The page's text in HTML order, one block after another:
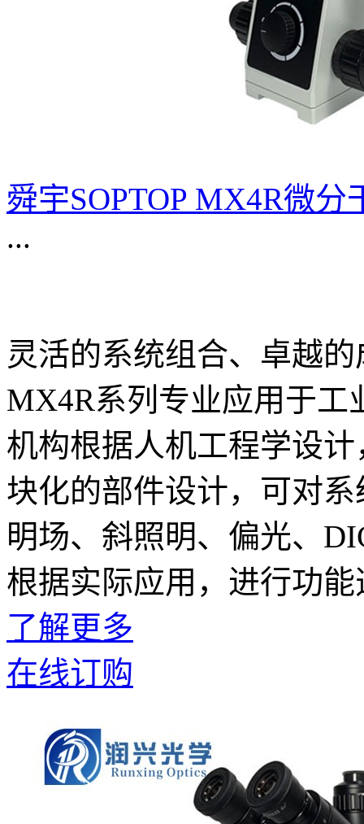
舜宇SOPTOP MX4R微
...
灵活的系统组合、卓越
MX4R系列专业应用于工
机构根据人机工程学设
块化的部件设计，可对
明场、斜照明、偏光、
根据实际应用，进行功能
了解更多
在线订购